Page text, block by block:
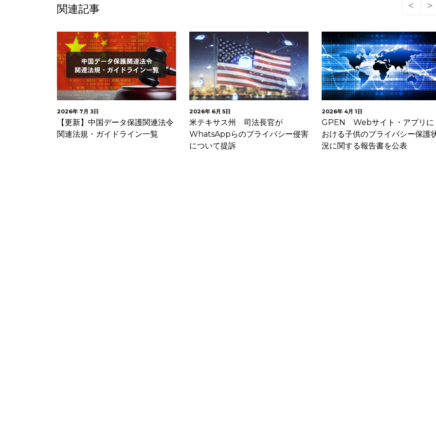
関連記事
2026年 7月 3日
【更新】中国データ保護関連法令
関連法規・ガイドライン一覧
2026年 6月 5日
米テキサス州 司法長官が
WhatsAppらのプライバシー侵害
について提訴
2026年 4月 1日
GPEN Webサイト・アプリに
おける子供のプライバシー保護
況に関する報告書を公表